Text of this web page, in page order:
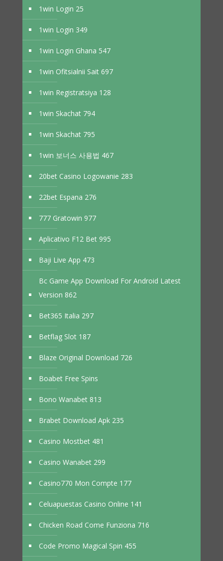
1win Login 25
1win Login 349
1win Login Ghana 547
1win Ofitsialnii Sait 697
1win Registratsiya 128
1win Skachat 794
1win Skachat 795
1win 보너스 사용법 467
20bet Casino Logowanie 283
22bet Espana 276
777 Gratowin 977
Aplicativo F12 Bet 995
Baji Live App 473
Bc Game App Download For Android Latest
Version 862
Bet365 Italia 297
Betflag Slot 187
Blaze Original Download 726
Boabet Free Spins
Bono Wanabet 813
Brabet Download Apk 235
Casino Mostbet 481
Casino Wanabet 299
Casino770 Mon Compte 177
Celuapuestas Casino Online 141
Chicken Road Come Funziona 716
Code Promo Magical Spin 455